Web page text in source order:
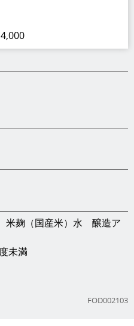
米麹（国産米）水 醸造ア
未満
FOD002103